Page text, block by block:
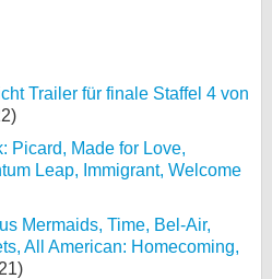
Trailer für finale Staffel 4 von
Picard, Made for Love,
Leap, Immigrant, Welcome
Mermaids, Time, Bel-Air,
All American: Homecoming,